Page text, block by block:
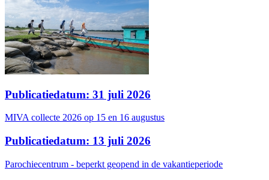
Publicatiedatum: 31 juli 2026
MIVA collecte 2026 op 15 en 16 augustus
Publicatiedatum: 13 juli 2026
Parochiecentrum - beperkt geopend in de vakantieperiode